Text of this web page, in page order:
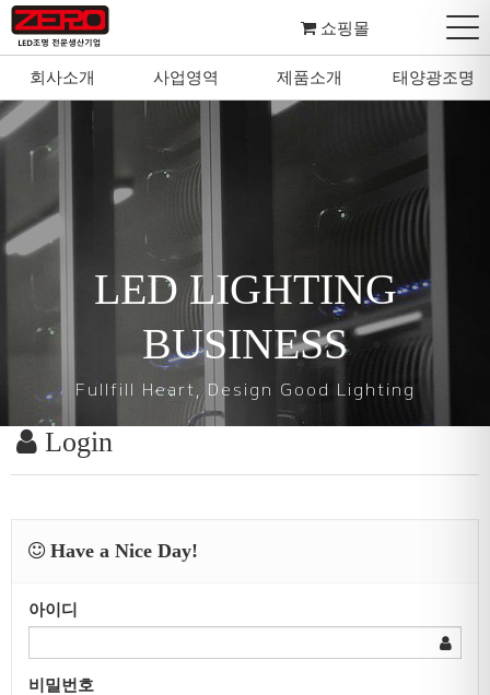
쇼핑몰
회사소개 사업영역 제품소개 태양광조명
LED LIGHTING
BUSINESS
Fullfill Heart, Design Good Lighting
마음을 다하여 좋은 조명을 설계하고 디자인합니다.
Login
Have a Nice Day!
아이디
비밀번호